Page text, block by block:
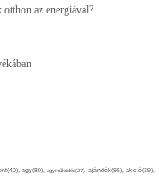
az energiával?
agy(80), agyműködés(27), ajándék(95), akció(39),